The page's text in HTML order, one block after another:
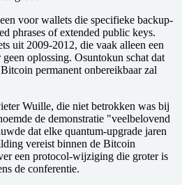
voor wallets die specifieke backup-
phrases of extended public keys.
uit 2009-2012, die vaak alleen een
oplossing. Osuntokun schat dat
permanent onbereikbaar zal
Wuille, die niet betrokken was bij
de demonstratie "veelbelovend
dat elke quantum-upgrade jaren
vereist binnen de Bitcoin
een protocol-wijziging die groter is
de conferentie.